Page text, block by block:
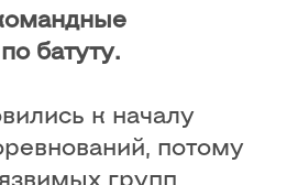
батуту.
к началу
потому
групп